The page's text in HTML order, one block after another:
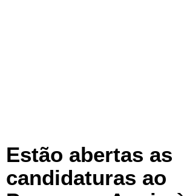
Estão abertas as
candidaturas ao